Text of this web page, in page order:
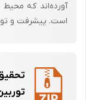
آورده‌اند که
است. پیشرفت و